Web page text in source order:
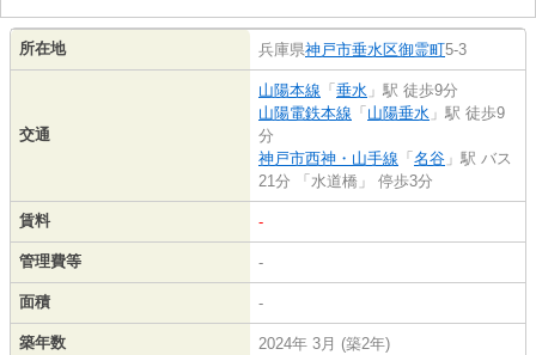
所在地 兵庫県神戸市垂水区御霊町5-3
交通
山陽本線 「 垂水 」駅 徒歩9分
山陽電鉄本線 「 山陽垂水 」駅 徒歩9
分
神戸市西神・山手線 「 名谷 」駅 バス
21分 「水道橋」 停歩3分
賃料 -
管理費等 -
面積 -
築年数 2024年 3月 (築2年)